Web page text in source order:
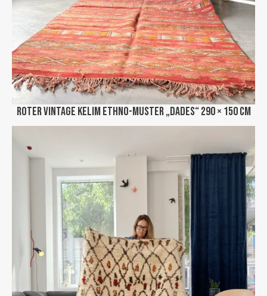
Roter Vintage Kelim Ethno-Muster „Dades“ 290 × 150 cm